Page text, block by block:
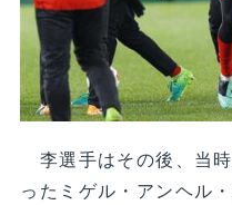
李選手はその後、当
ったミゲル・アンヘル